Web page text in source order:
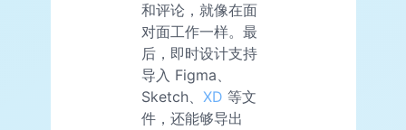
和评论，就像在面
对面工作一样。最
后，即时设计支持
导入 Figma、
Sketch、 XD 等文
件，还能够导出